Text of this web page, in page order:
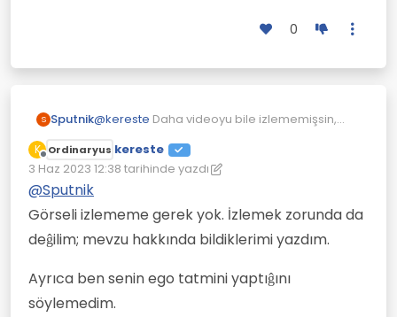
0
S Sputnik@kereste Daha videoyu bile izlememişsin,
"fikirlerimi yazdım" diyorsun. Ego tatmini
yapmakla da suçluyorsun.
"Cesaret ettin" yazdım evet, forumlarda kimse
bu tür konulara yorum yapmak istemiyor,
yazılanları okumanı- verilenleri incelemeni
tavsiye ederim.
K
Çevrimdışı
Ordinaryus kereste
3 Haz 2023 12:38 tarihinde yazdı
Son düzenleyen: kereste6 Mar 2023 12:39
@Sputnik
Görseli izlememe gerek yok. İzlemek zorunda da
deĝilim; mevzu hakkında bildiklerimi yazdım.
Ayrıca ben senin ego tatmini yaptıĝını
söylemedim.